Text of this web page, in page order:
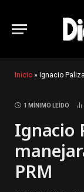
Inicio » Ignacio
1 MÍNIMO LEÍDO
Ignacio
PRM